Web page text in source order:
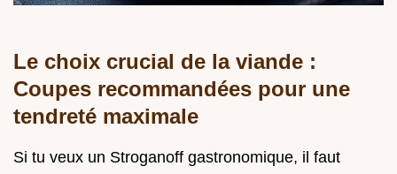
Le choix crucial de la viande :
Coupes recommandées pour une
tendreté maximale
Si tu veux un Stroganoff gastronomique, il faut